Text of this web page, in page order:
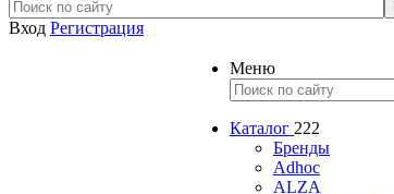
Вход Регистрация
Меню
Каталог 222
Бренды
Adhoc
ALZA